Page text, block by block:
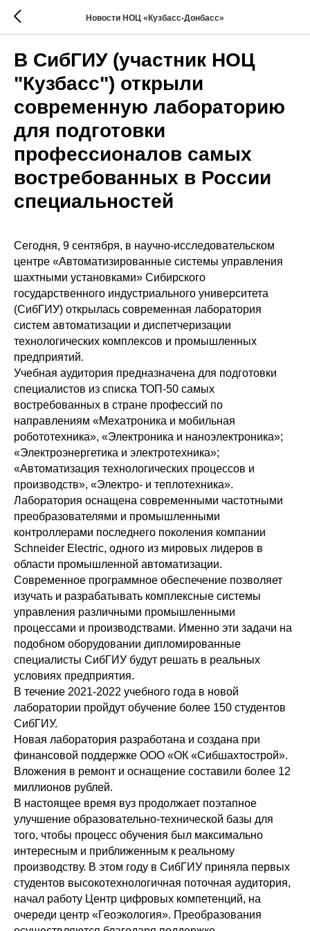
Новости НОЦ «Кузбасс-Донбасс»
В СибГИУ (участник НОЦ
"Кузбасс") открыли
современную лабораторию
для подготовки
профессионалов самых
востребованных в России
специальностей
Сегодня, 9 сентября, в научно-исследовательском
центре «Автоматизированные системы управления
шахтными установками» Сибирского
государственного индустриального университета
(СибГИУ) открылась современная лаборатория
систем автоматизации и диспетчеризации
технологических комплексов и промышленных
предприятий.
Учебная аудитория предназначена для подготовки
специалистов из списка ТОП-50 самых
востребованных в стране профессий по
направлениям «Мехатроника и мобильная
робототехника», «Электроника и наноэлектроника»;
«Электроэнергетика и электротехника»;
«Автоматизация технологических процессов и
производств», «Электро- и теплотехника».
Лаборатория оснащена современными частотными
преобразователями и промышленными
контроллерами последнего поколения компании
Schneider Electric, одного из мировых лидеров в
области промышленной автоматизации.
Современное программное обеспечение позволяет
изучать и разрабатывать комплексные системы
управления различными промышленными
процессами и производствами. Именно эти задачи на
подобном оборудовании дипломированные
специалисты СибГИУ будут решать в реальных
условиях предприятия.
В течение 2021-2022 учебного года в новой
лаборатории пройдут обучение более 150 студентов
СибГИУ.
Новая лаборатория разработана и создана при
финансовой поддержке ООО «ОК «Сибшахтострой».
Вложения в ремонт и оснащение составили более 12
миллионов рублей.
В настоящее время вуз продолжает поэтапное
улучшение образовательно-технической базы для
того, чтобы процесс обучения был максимально
интересным и приближенным к реальному
производству. В этом году в СибГИУ приняла первых
студентов высокотехнологичная поточная аудитория,
начал работу Центр цифровых компетенций, на
очереди центр «Геоэкология». Преобразования